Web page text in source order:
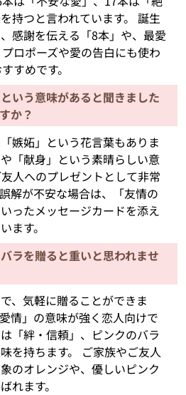
持つと言われています。 誕生
感謝を伝える「8本」や、最愛
ロポーズや愛の告白にも使わ
すめです。
いう意味があると聞きました
か？
嫉妬」という花言葉もありま
「献身」という素晴らしい意
人へのプレゼントとして非常
解が不安な場合は、「友情の
ったメッセージカードを添え
ます。
ラを贈ると重いと思われませ
、気軽に贈ることができま
情」の意味が強く恋人向けで
「絆・信頼」、ピンクのバラ
を持ちます。 ご家族やご友人
のオレンジや、優しいピンク
れます。